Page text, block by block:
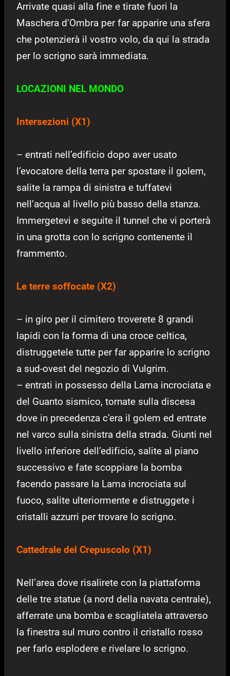
Arrivate quasi alla fine e tirate fuori la
Maschera d’Ombra per far apparire una sfera
che potenzierà il vostro volo, da qui la strada
per lo scrigno sarà immediata.
LOCAZIONI NEL MONDO
Intersezioni (X1)
– entrati nell’edificio dopo aver usato
l’evocatore della terra per spostare il golem,
salite la rampa di sinistra e tuffatevi
nell’acqua al livello più basso della stanza.
Immergetevi e seguite il tunnel che vi porterà
in una grotta con lo scrigno contenente il
frammento.
Le terre soffocate (X2)
– in giro per il cimitero troverete 8 grandi
lapidi con la forma di una croce celtica,
distruggetele tutte per far apparire lo scrigno
a sud-ovest del negozio di Vulgrim.
– entrati in possesso della Lama incrociata e
del Guanto sismico, tornate sulla discesa
dove in precedenza c’era il golem ed entrate
nel varco sulla sinistra della strada. Giunti nel
livello inferiore dell’edificio, salite al piano
successivo e fate scoppiare la bomba
facendo passare la Lama incrociata sul
fuoco, salite ulteriormente e distruggete i
cristalli azzurri per trovare lo scrigno.
Cattedrale del Crepuscolo (X1)
Nell’area dove risalirete con la piattaforma
delle tre statue (a nord della navata centrale),
afferrate una bomba e scagliatela attraverso
la finestra sul muro contro il cristallo rosso
per farlo esplodere e rivelare lo scrigno.